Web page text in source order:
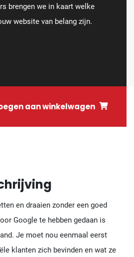
brengen we in kaart welke
website van belang zijn.
aan winkelwagen
en draaien zonder een goed
Google te hebben gedaan is
Je moet nou eenmaal eerst
klanten zich bevinden en wat ze